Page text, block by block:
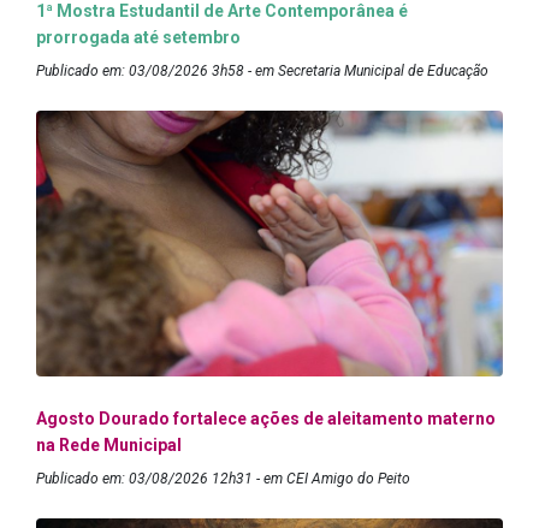
1ª Mostra Estudantil de Arte Contemporânea é
prorrogada até setembro
Publicado em: 03/08/2026 3h58 - em Secretaria Municipal de Educação
Agosto Dourado fortalece ações de aleitamento materno
na Rede Municipal
Publicado em: 03/08/2026 12h31 - em CEI Amigo do Peito